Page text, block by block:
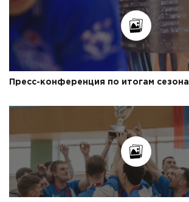
Пресс-конференция по итогам сезона